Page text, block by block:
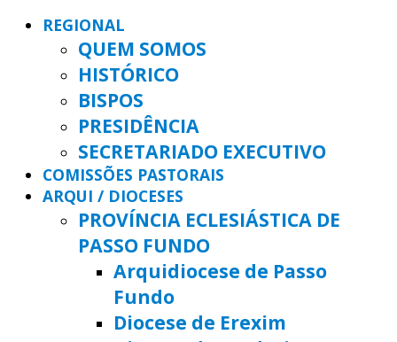
REGIONAL
QUEM SOMOS
HISTÓRICO
BISPOS
PRESIDÊNCIA
SECRETARIADO EXECUTIVO
COMISSÕES PASTORAIS
ARQUI / DIOCESES
PROVÍNCIA ECLESIÁSTICA DE
PASSO FUNDO
Arquidiocese de Passo
Fundo
Diocese de Erexim